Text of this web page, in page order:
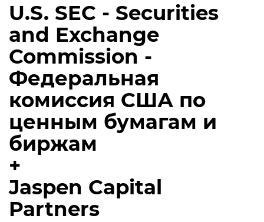
U.S. SEC - Securities
and Exchange
Commission -
Федеральная
комиссия США по
ценным бумагам и
биржам
+
Jaspen Capital
Partners